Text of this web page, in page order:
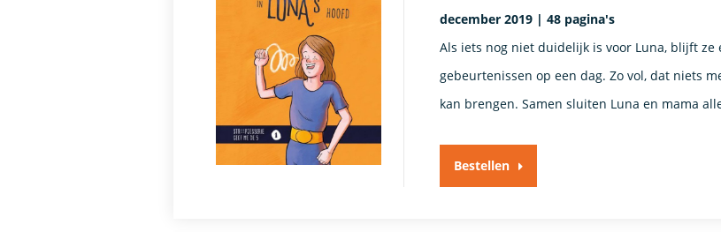
december 2019 | 48 pagina's
Als iets nog niet duidelijk is voor Luna, blijft
gebeurtenissen op een dag. Zo vol, dat niets
kan brengen. Samen sluiten Luna en mama
Bestellen